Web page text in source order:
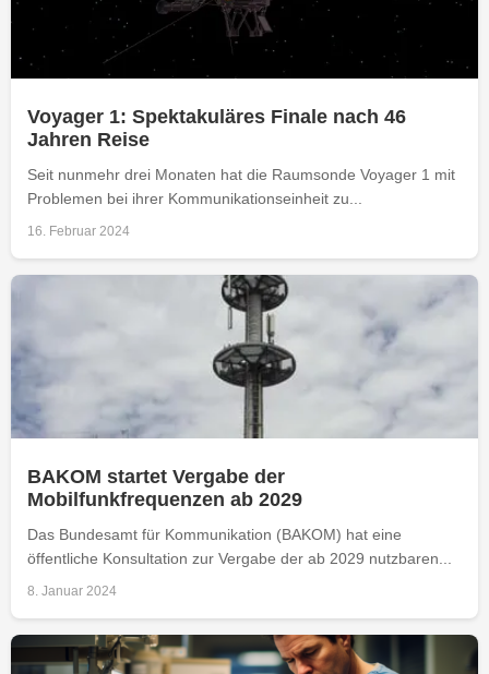
Voyager 1: Spektakuläres Finale nach 46
Jahren Reise
Seit nunmehr drei Monaten hat die Raumsonde Voyager 1 mit
Problemen bei ihrer Kommunikationseinheit zu...
16. Februar 2024
BAKOM startet Vergabe der
Mobilfunkfrequenzen ab 2029
Das Bundesamt für Kommunikation (BAKOM) hat eine
öffentliche Konsultation zur Vergabe der ab 2029 nutzbaren...
8. Januar 2024